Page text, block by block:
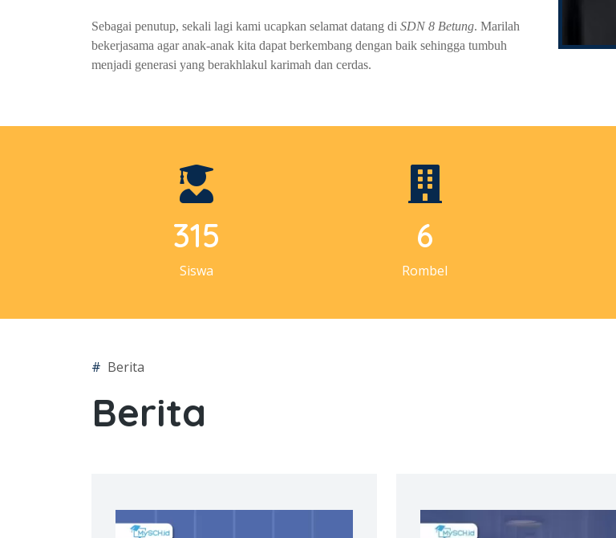
Sebagai penutup, sekali lagi kami ucapkan selamat datang di SDN 8 Betung. Marilah
bekerjasama agar anak-anak kita dapat berkembang dengan baik sehingga tumbuh
menjadi generasi yang berakhlakul karimah dan cerdas.
330
Siswa
6
Rombel
# Berita
Berita